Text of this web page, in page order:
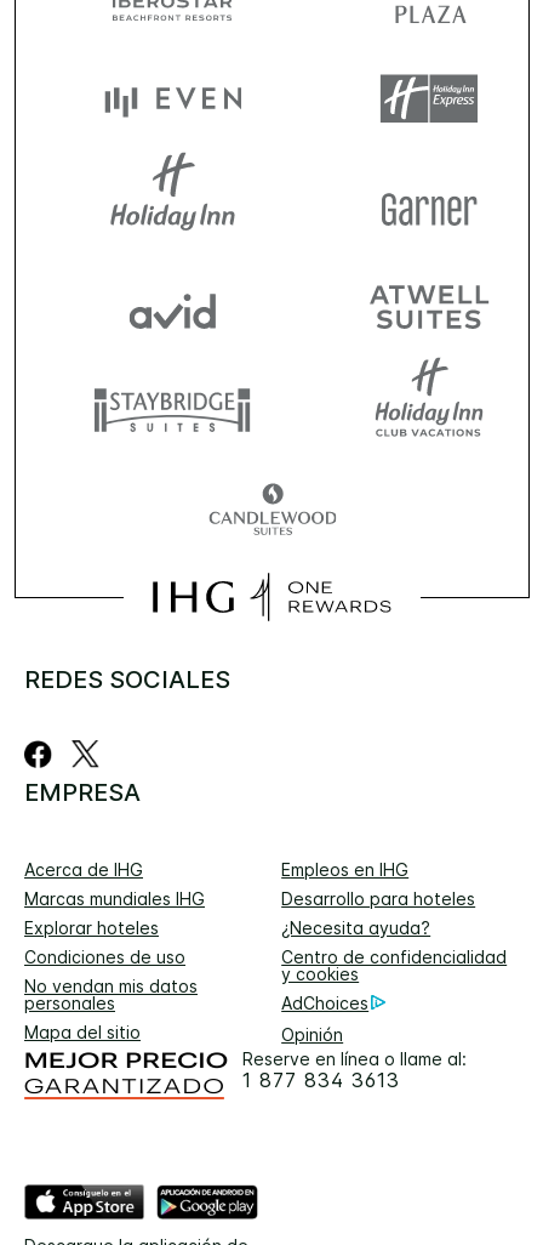
REDES SOCIALES
EMPRESA
Acerca de IHG
Empleos en IHG
Marcas mundiales IHG
Desarrollo para hoteles
Explorar hoteles
¿Necesita ayuda?
Condiciones de uso
Centro de confidencialidad
y cookies
No vendan mis datos
personales
AdChoices
Mapa del sitio
Opinión
Reserve en línea o llame al:
1 877 834 3613